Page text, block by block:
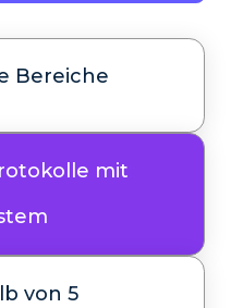
Bereiche
mit
von 5